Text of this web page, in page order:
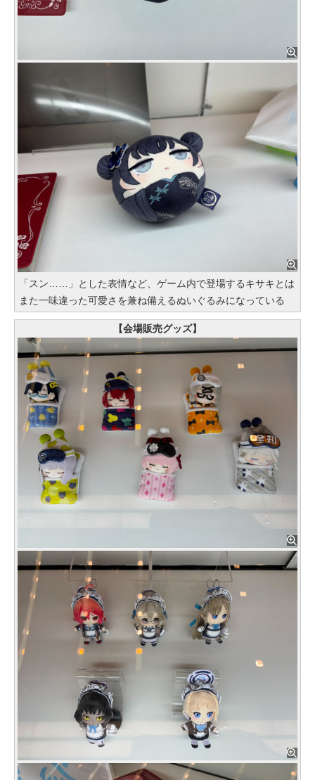
「スン……」とした表情など、ゲーム内で登場するキサキとは
また一味違った可愛さを兼ね備えるぬいぐるみになっている
【会場販売グッズ】